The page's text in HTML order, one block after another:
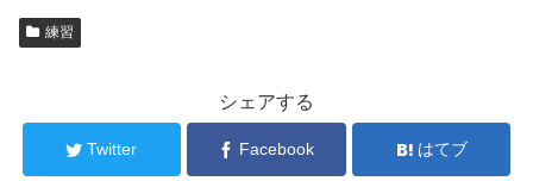
練習
シェアする
Twitter Facebook はてブ